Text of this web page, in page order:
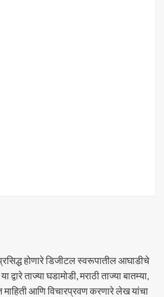
होणारे डिजीटल स्वरूपातील आघाडीचे
ताज्या घडामोडी, मराठी ताज्या बातम्या,
माहिती आणि विचारप्रवण करणारे लेख यांचा